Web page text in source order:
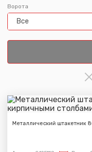
Ворота
Все
Металлический штакетник